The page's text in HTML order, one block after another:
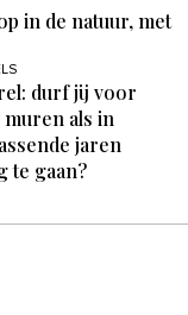
in de natuur, met
durf jij voor
muren als in
jaren
te gaan?